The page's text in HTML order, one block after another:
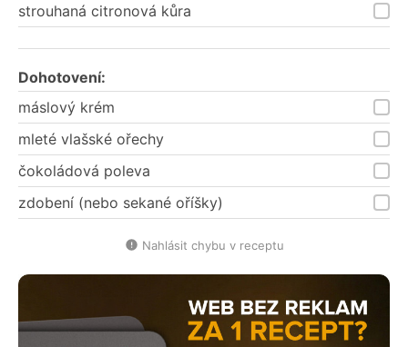
strouhaná citronová kůra
Dohotovení:
máslový krém
mleté vlašské ořechy
čokoládová poleva
zdobení (nebo sekané oříšky)
Nahlásit chybu v receptu